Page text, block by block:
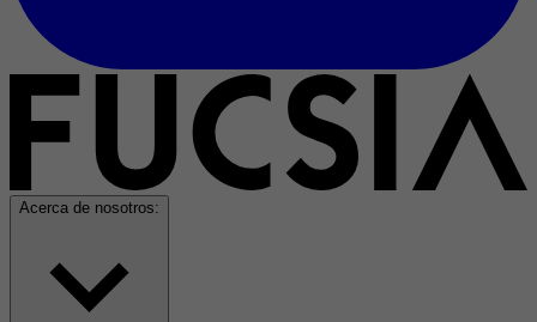
Acerca de nosotros: